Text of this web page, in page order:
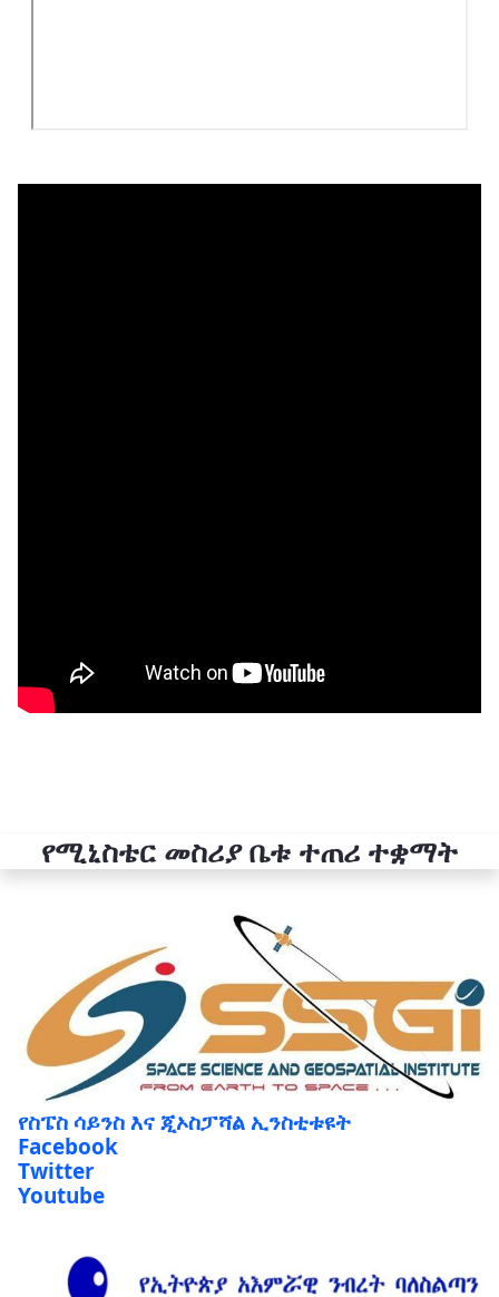
የሚኒስቴር መስሪያ ቤቱ ተጠሪ ተቋማት
የስፔስ ሳይንስ እና ጂኦስፓሻል ኢንስቲቱዩት
Facebook
Twitter
Youtube